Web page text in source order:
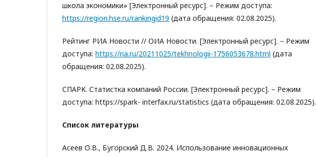
школа экономики» [Электронный ресурс]. – Режим доступа:
https://region.hse.ru/rankingid19 (дата обращения: 02.08.2025).
Рейтинг РИА Новости // ОИА Новости. [Электронный ресурс]. – Режим
доступа: https://ria.ru/20211025/tekhnologii-1756053678.html (дата
обращения: 02.08.2025).
СПАРК. Статистка компаний России. [Электронный ресурс]. – Режим
доступа: https://spark- interfax.ru/statistics (дата обращения: 02.08.2025).
Список литературы
Асеев О.В., Бугорский Д.В. 2024. Использование инновационных